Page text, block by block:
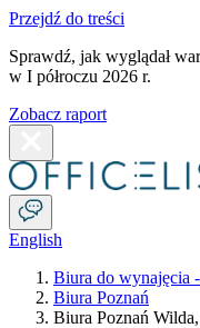
Przejdź do treści
Sprawdź, jak wyglądał
w I półroczu 2026 r.
Zobacz raport
English
Biura do wynajęcia
Biura Poznań
Biura Poznań